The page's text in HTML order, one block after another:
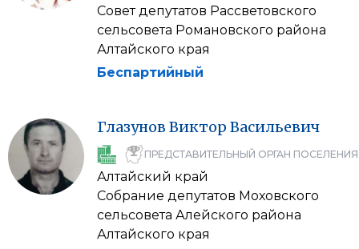
Совет депутатов Рассветовского
сельсовета Романовского района
Алтайского края
Беспартийный
Глазунов Виктор Васильевич
ПРЕДСТАВИТЕЛЬНЫЙ ОРГАН ПОСЕЛЕНИЯ
Алтайский край
Собрание депутатов Моховского
сельсовета Алейского района
Алтайского края